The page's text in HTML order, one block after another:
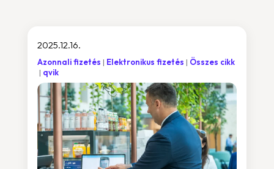
2025.12.16.
Azonnali fizetés Elektronikus fizetés
Összes cikk
qvik